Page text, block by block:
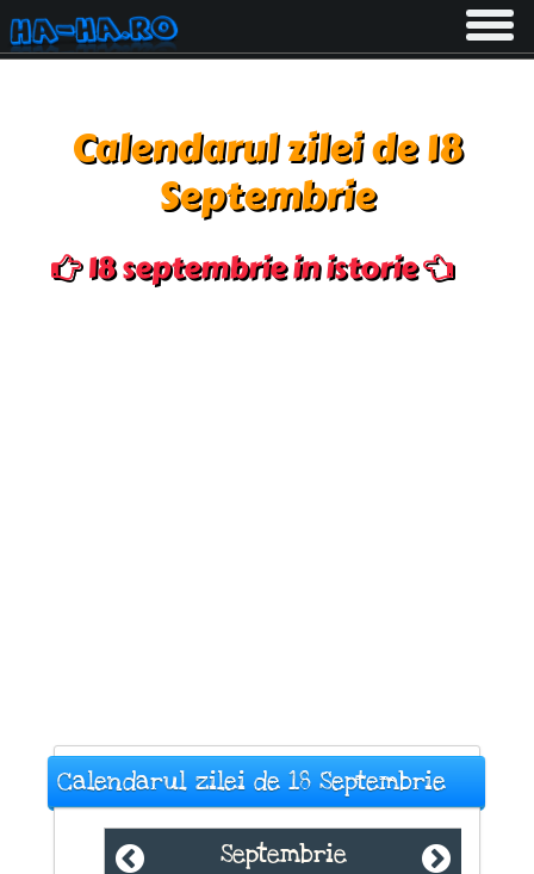
Toggle
Calendarul zilei de 18
Septembrie
18 septembrie in istorie
Calendarul zilei de 18 Septembrie
Septembrie